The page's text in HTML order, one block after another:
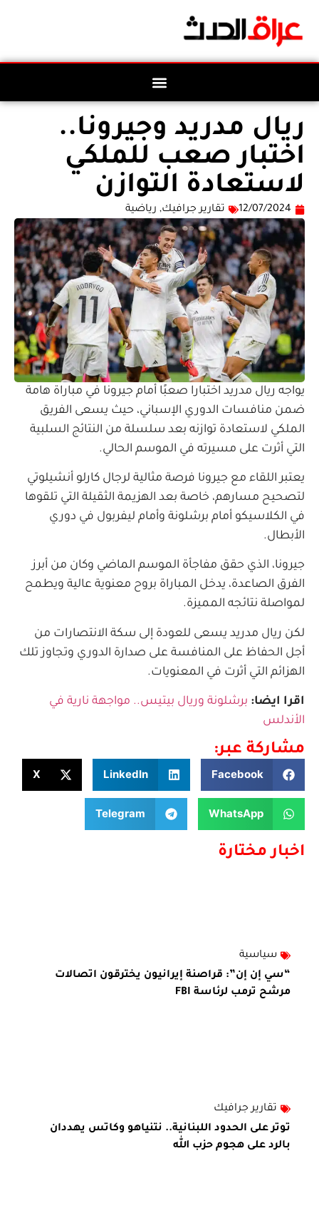
ريال مدريد وجيرونا..
اختبار صعب للملكي
لاستعادة التوازن
12/07/2024 تقارير جرافيك, رياضية
يواجه ريال مدريد اختبارا صعبًا أمام جيرونا في مباراة هامة
ضمن منافسات الدوري الإسباني، حيث يسعى الفريق
الملكي لاستعادة توازنه بعد سلسلة من النتائج السلبية
التي أثرت على مسيرته في الموسم الحالي.
يعتبر اللقاء مع جيرونا فرصة مثالية لرجال كارلو أنشيلوتي
لتصحيح مسارهم، خاصة بعد الهزيمة الثقيلة التي تلقوها
في الكلاسيكو أمام برشلونة وأمام ليفربول في دوري
الأبطال.
جيرونا، الذي حقق مفاجأة الموسم الماضي وكان من أبرز
الفرق الصاعدة، يدخل المباراة بروح معنوية عالية ويطمح
لمواصلة نتائجه المميزة.
لكن ريال مدريد يسعى للعودة إلى سكة الانتصارات من
أجل الحفاظ على المنافسة على صدارة الدوري وتجاوز تلك
الهزائم التي أثرت في المعنويات.
اقرا ايضا: برشلونة وريال بيتيس.. مواجهة نارية في
الأندلس
مشاركة عبر:
Facebook
LinkedIn
X
WhatsApp
Telegram
اخبار مختارة
سياسية
“سي إن إن”: قراصنة إيرانيون يخترقون اتصالات
مرشح ترمب لرئاسة FBI
تقارير جرافيك
توتر على الحدود اللبنانية.. نتنياهو وكاتس يهددان
بالرد على هجوم حزب الله